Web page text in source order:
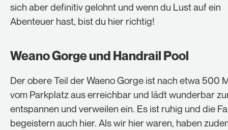
sich aber definitiv gelohnt und wenn du Lust auf ein
Abenteuer hast, bist du hier richtig!
Weano Gorge und Handrail Pool
Der obere Teil der Waeno Gorge ist nach etwa 500
vom Parkplatz aus erreichbar und lädt wunderbar
entspannen und verweilen ein. Es ist ruhig und die
begeistern auch hier. Als wir hier waren, haben